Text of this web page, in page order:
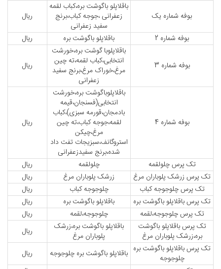
بوفه شماره یک
باقلاپلو باگوشت بره،کباب لقمه
زعفرانی ،جوجه کباب،برنج
سفید زعفرانی
ریال
بوفه شماره 2
باقلاپلو باگوشت بره ریال
بوفه شماره 3
باقلاپلوبا گوشت بره،خورشت
انتخابی،کباب لقمه،ته چین
مرغ،خوراک مرغ،برنج سفید
زعفرانی
ریال
بوفه شماره 4
باقلاپلوباگوشت بره،خورشت
انتخابی(فسنجان،قیمه
بادمجان،قورمه سبزی)،کباب
لقمه،جوجه کباب،ته چین
مرغ،چیکن
استروگانف،سبزیجات تفت داد
شده،برنج سفیدزعفرانی
ریال
تک پرس چلولقمه چلولقمه
ریال
تک پرس زرشک پلوباران مرغ
زرشک پلوباران مرغ
ریال
تک پرس چلوجوجه کباب
چلوجوجه کباب
ریال
تک پرس باقلاپلو باگوشت بره
باقلاپلو باگوشت بره
ریال
تک پرس چلوجوجه،لقمه
چلوجوجه،لقمه
ریال
تک پرس باقلاپلو باگوشت
بره،زرشک پلوباران مرغ
باقلاپلو باگوشت بره،زرشک
پلوباران مرغ
ریال
تک پرس باقلاپلو باگوشت بره
چلوجوجه
باقلاپلو باگوشت بره چلوجوجه
ریال